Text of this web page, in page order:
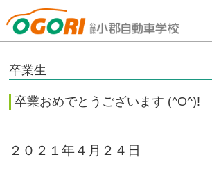
山口県小郡自動車学校
卒業生
卒業おめでとうございます (^O^)!
２０２１年４月２４日